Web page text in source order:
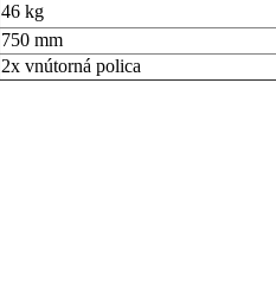
46 kg
750 mm
2x vnútorná polica